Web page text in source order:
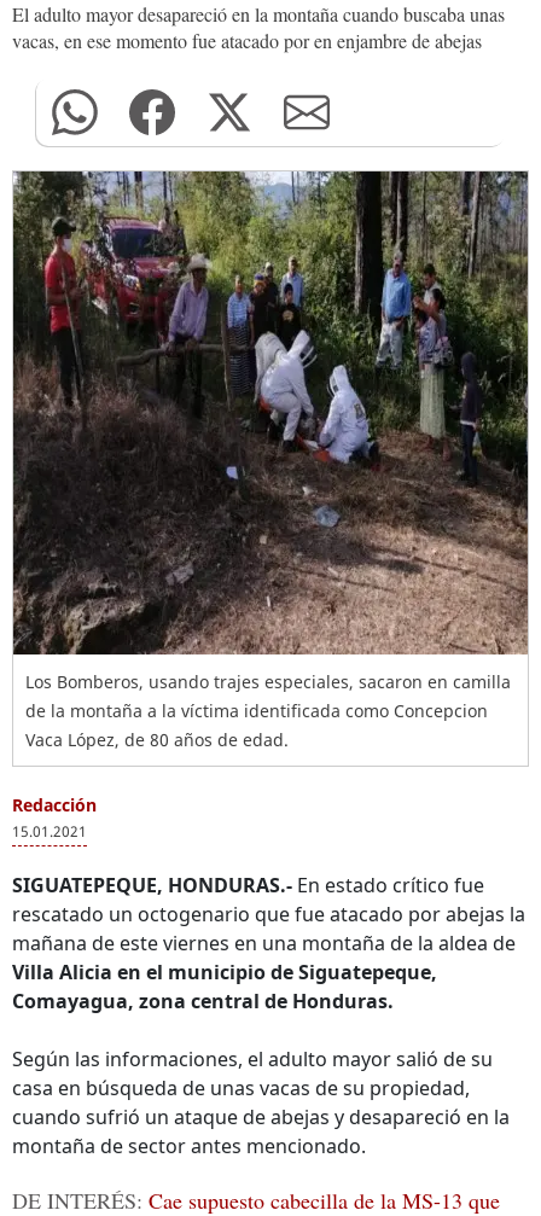
El adulto mayor desapareció en la montaña cuando buscaba unas
vacas, en ese momento fue atacado por en enjambre de abejas
Los Bomberos, usando trajes especiales, sacaron en camilla
de la montaña a la víctima identificada como Concepcion
Vaca López, de 80 años de edad.
Redacción
15.01.2021
SIGUATEPEQUE, HONDURAS.- En estado crítico fue
rescatado un octogenario que fue atacado por abejas la
mañana de este viernes en una montaña de la aldea de
Villa Alicia en el municipio de Siguatepeque,
Comayagua, zona central de Honduras.
Según las informaciones, el adulto mayor salió de su
casa en búsqueda de unas vacas de su propiedad,
cuando sufrió un ataque de abejas y desapareció en la
montaña de sector antes mencionado.
DE INTERÉS: Cae supuesto cabecilla de la MS-13 que